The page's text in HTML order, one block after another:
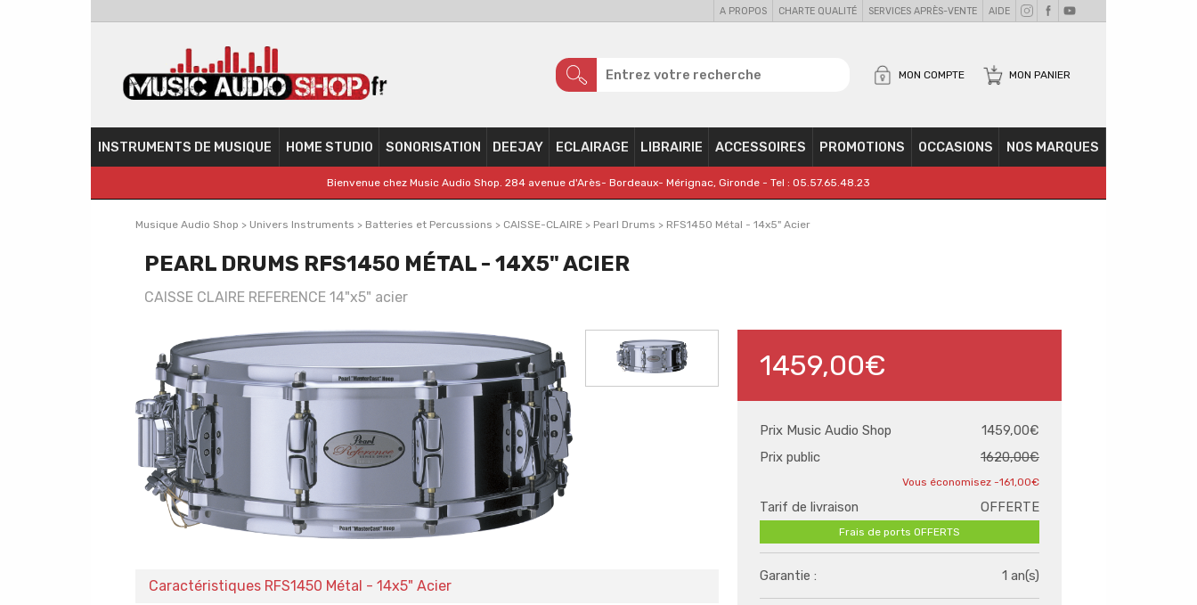
A PROPOS CHARTE QUALITÉ SERVICES APRÈS-VENTE AIDE
MON PANIER
MON COMPTE
INSTRUMENTS DE MUSIQUE HOME STUDIO SONORISATION DEEJAY ECLAIRAGE LIBRAIRIE ACCESSOIRES PROMOTIONS OCCASIONS NOS MARQUES
Bienvenue chez Music Audio Shop. 284 avenue d'Arès- Bordeaux- Mérignac, Gironde - Tel : 05.57.65.48.23
Musique Audio Shop > Univers Instruments > Batteries et Percussions > CAISSE-CLAIRE > Pearl Drums > RFS1450 Métal - 14x5" Acier
PEARL DRUMS RFS1450 MÉTAL - 14X5" ACIER
CAISSE CLAIRE REFERENCE 14"x5" acier
1459,00€
Prix Music Audio Shop
1459,00€
Prix public
1620,00€
-161,00€
Tarif de livraison OFFERTE
Frais de ports OFFERTS
Garantie : 1 an(s)
Caractéristiques RFS1450 Métal - 14x5" Acier